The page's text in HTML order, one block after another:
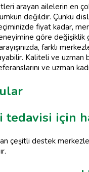
arayan ailelerin en
değildir. Çünkü
fiyat kadar,
göre
farklı
Kaliteli ve uzman
ve uzman
tedavisi için
çeşitli destek